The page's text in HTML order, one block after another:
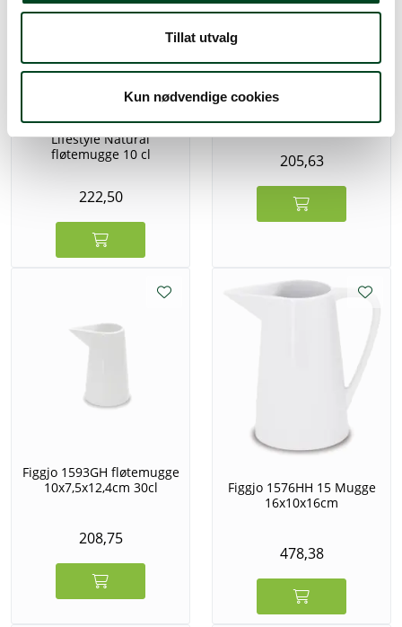
Tillat utvalg
Kun nødvendige cookies
Benedikt LSN3510
Lifestyle Natural
fløtemugge 10 cl
222,50
Figgjo 4593HH 45
205,63
Figgjo 1593GH fløtemugge
10x7,5x12,4cm 30cl
208,75
Figgjo 1576HH 15 Mugge
16x10x16cm
478,38